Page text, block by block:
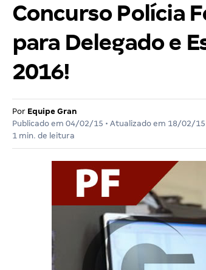
Concurso Polícia
para Delegado e
2016!
Por Equipe Gran
Publicado em 04/02/15 • Atualizado em 18/02/15
1 min. de leitura